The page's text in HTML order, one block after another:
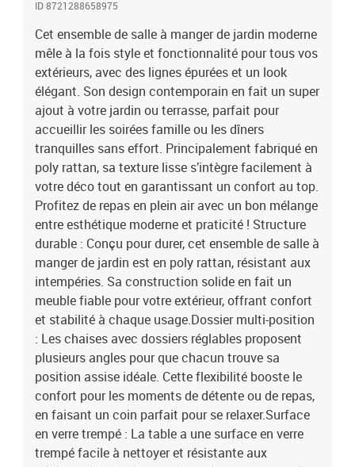
position assise idéale. Cette flexibilité booste le confort pour les
moments de détente ou de repas, en faisant un coin parfait pour se
relaxer.Surface en verre trempé : La table a une surface en verre
trempé facile à nettoyer et résistante aux griffures. Son design
moderne donne un coup de frais tout en étant pratique pour y
poser vos plats et boissons.Accoudoirs confortables : Avec des
accoudoirs fins et droits en poly rattan, cet ensemble allie confort
et style épuré. Ces caractéristiques assurent une posture
décontractée tout en gardant une apparence esthétique.Entretien
facile : Pour garder l'ensemble en bon état, couvrez-le quand il n'est
pas utilisé, surtout par temps mauvais. Cette routine d'entretien
simple aide à conserver son aspect et sa fonctionnalité, faisant de
lui le point focal de votre jardin pendant des années. Couleur: Gris
clairMatériau: PolyrotinPoids: 43,74 kgDimensions globales: 160
x 80 x 73 cm (L x l x H)Largeur d'assise: 48 cmProfondeur de siège:
55 cmPoids maximal: 110 kg par siègeCapacité:
4DurableUtilisation en extérieur uniquementAssemblage requis:
OuiContenant de la livraison:6 x Chaise de jardin inclinable : 55 x
60 x 93 cm (L x l x H)6 x Coussin de dossier : 48 x 50 x 10 cm (L x l x
H)6 x Coussin de siège avec housse amovible et lavable : 48 x 55 x
3 cm (L x l x H)1 x Table : 160 x 80 x 73 cm (L x l x H)EAN:
8721288658975SKU: 3380977Brand: vidaXL
ID 8721288658975
Cet ensemble de salle à manger de jardin moderne
mêle à la fois style et fonctionnalité pour tous vos
extérieurs, avec des lignes épurées et un look
élégant. Son design contemporain en fait un super
ajout à votre jardin ou terrasse, parfait pour
accueillir les soirées famille ou les dîners
tranquilles sans effort. Principalement fabriqué en
poly rattan, sa texture lisse s’intègre facilement à
votre déco tout en garantissant un confort au top.
Profitez de repas en plein air avec un bon mélange
entre esthétique moderne et praticité ! Structure
durable : Conçu pour durer, cet ensemble de salle à
manger de jardin est en poly rattan, résistant aux
intempéries. Sa construction solide en fait un
meuble fiable pour votre extérieur, offrant confort
et stabilité à chaque usage.Dossier multi-position
: Les chaises avec dossiers réglables proposent
plusieurs angles pour que chacun trouve sa
position assise idéale. Cette flexibilité booste le
confort pour les moments de détente ou de repas,
en faisant un coin parfait pour se relaxer.Surface
en verre trempé : La table a une surface en verre
trempé facile à nettoyer et résistante aux